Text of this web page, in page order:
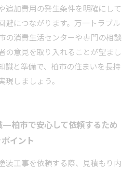
追加費用の発生条件を明確にして
避につながります。万一トラブル
の消費生活センターや専門の相談
の意見を取り入れることが望まし
識と準備で、柏市の住まいを長持
しましょう。
—柏市で安心して依頼するため
イント
装工事を依頼する際、見積もり内